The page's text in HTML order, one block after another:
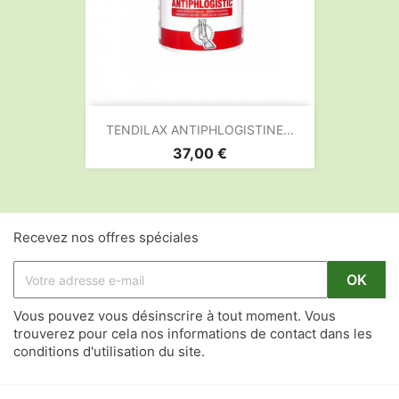
TENDILAX ANTIPHLOGISTINE...
Prix
37,00 €
Recevez nos offres spéciales
Vous pouvez vous désinscrire à tout moment. Vous
trouverez pour cela nos informations de contact dans les
conditions d'utilisation du site.